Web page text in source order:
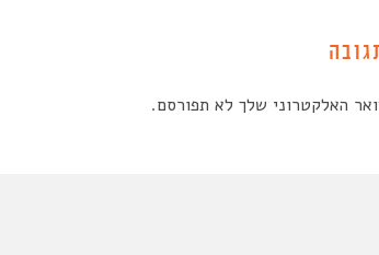
האלקטרוני שלך לא תפורסם.